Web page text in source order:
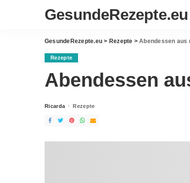
GesundeRezepte.eu
GesundeRezepte.eu > Rezepte >Abendessen aus
Rezepte
Abendessen
Posted
Ricarda Rezepte